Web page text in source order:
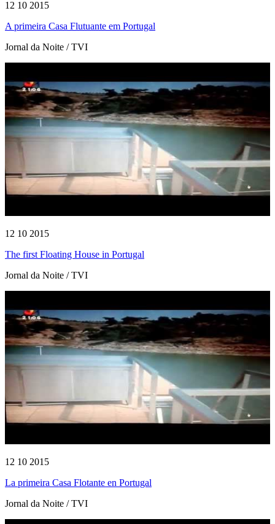
12 10 2015
A primeira Casa Flutuante em Portugal
Jornal da Noite / TVI
12 10 2015
The first Floating House in Portugal
Jornal da Noite / TVI
12 10 2015
La primeira Casa Flotante en Portugal
Jornal da Noite / TVI